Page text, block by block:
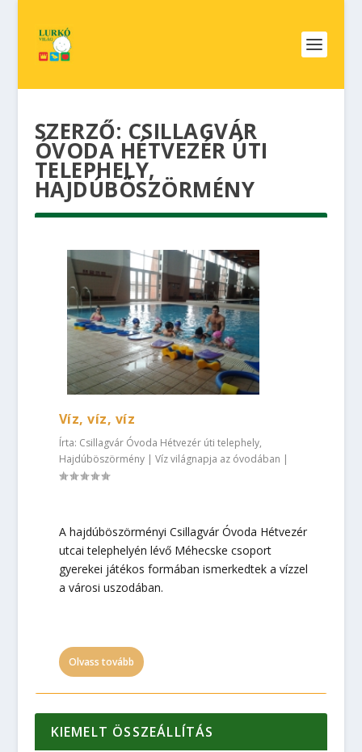
SZERZŐ: CSILLAGVÁR
ÓVODA HÉTVEZÉR ÚTI
TELEPHELY,
HAJDÚBÖSZÖRMÉNY
Víz, víz, víz
Írta: Csillagvár Óvoda Hétvezér úti telephely,
Hajdúböszörmény| Víz világnapja az óvodában |
A hajdúböszörményi Csillagvár Óvoda Hétvezér
utcai telephelyén lévő Méhecske csoport
gyerekei játékos formában ismerkedtek a vízzel
a városi uszodában.
Olvass tovább
KIEMELT ÖSSZEÁLLÍTÁS